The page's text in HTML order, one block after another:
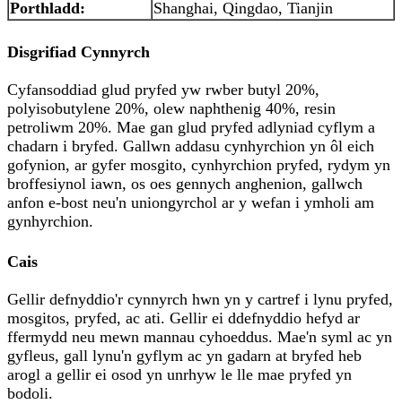
Porthladd: Shanghai, Qingdao, Tianjin
Disgrifiad Cynnyrch
Cyfansoddiad glud pryfed yw rwber butyl 20%,
polyisobutylene 20%, olew naphthenig 40%, resin
petroliwm 20%. Mae gan glud pryfed adlyniad cyflym a
chadarn i bryfed. Gallwn addasu cynhyrchion yn ôl eich
gofynion, ar gyfer mosgito, cynhyrchion pryfed, rydym yn
broffesiynol iawn, os oes gennych anghenion, gallwch
anfon e-bost neu'n uniongyrchol ar y wefan i ymholi am
gynhyrchion.
Cais
Gellir defnyddio'r cynnyrch hwn yn y cartref i lynu pryfed,
mosgitos, pryfed, ac ati. Gellir ei ddefnyddio hefyd ar
ffermydd neu mewn mannau cyhoeddus. Mae'n syml ac yn
gyfleus, gall lynu'n gyflym ac yn gadarn at bryfed heb
arogl a gellir ei osod yn unrhyw le lle mae pryfed yn
bodoli.